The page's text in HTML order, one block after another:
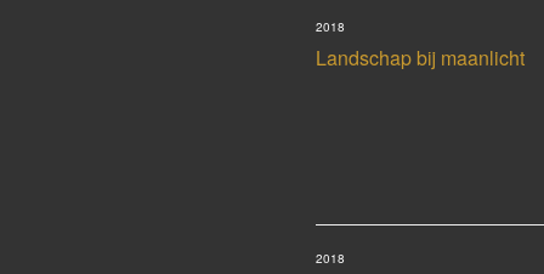
Landschap bij maanlicht
2018
2018